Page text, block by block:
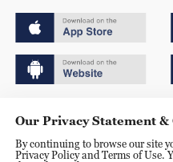
京ICP备20000184号
Our Privacy Statement &
By continuing to browse our site
Privacy Policy and Terms of Use.